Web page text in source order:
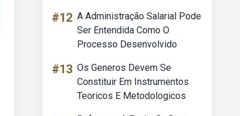
#12 A Administração Salarial Pode
Ser Entendida Como O
Processo Desenvolvido
#13 Os Generos Devem Se
Constituir Em Instrumentos
Teoricos E Metodologicos